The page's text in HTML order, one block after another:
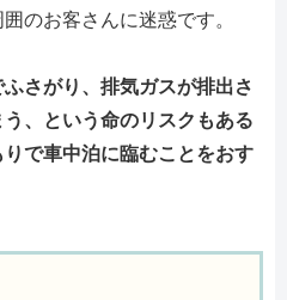
のお客さんに迷惑です。
さがり、排気ガスが排出さ
、という命のリスクもある
で車中泊に臨むことをおす